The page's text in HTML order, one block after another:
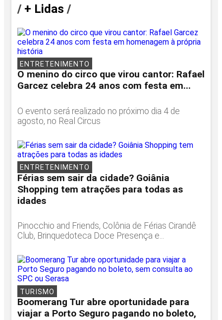
/+ Lidas /
ENTRETENIMENTO
O menino do circo que virou cantor: Rafael
Garcez celebra 24 anos com festa em...
O evento será realizado no próximo dia 4 de
agosto, no Real Circus
ENTRETENIMENTO
Férias sem sair da cidade? Goiânia
Shopping tem atrações para todas as
idades
Pinocchio and Friends, Colônia de Férias Cirandê
Club, Brinquedoteca Doce Presença e...
TURISMO
Boomerang Tur abre oportunidade para
viajar a Porto Seguro pagando no boleto,